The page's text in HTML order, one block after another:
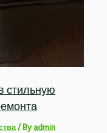
стильную
/ Byadmin